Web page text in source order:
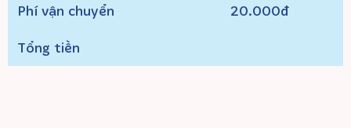
Phí vận chuyển
20.000đ
Tổng tiền